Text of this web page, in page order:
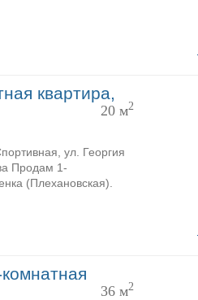
квартира,
20 м2
ул. Георгия
Продам 1-
(Плехановская).
36 м2